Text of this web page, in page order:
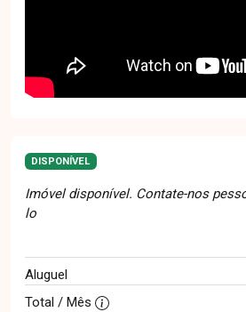
DISPONÍVEL
Imóvel disponível. Contate-nos
lo
Aluguel
Total / Mês